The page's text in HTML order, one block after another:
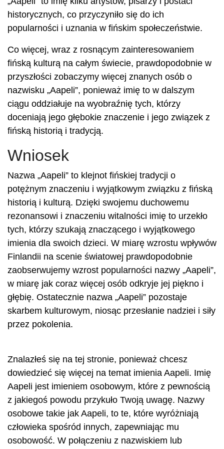
historycznych, co przyczyniło się do ich
popularności i uznania w fińskim społeczeństwie.
Co więcej, wraz z rosnącym zainteresowaniem
fińską kulturą na całym świecie, prawdopodobnie w
przyszłości zobaczymy więcej znanych osób o
nazwisku „Aapeli”, ponieważ imię to w dalszym
ciągu oddziałuje na wyobraźnię tych, którzy
doceniają jego głębokie znaczenie i jego związek z
fińską historią i tradycją.
Wniosek
Nazwa „Aapeli” to klejnot fińskiej tradycji o
potężnym znaczeniu i wyjątkowym związku z fińską
historią i kulturą. Dzięki swojemu duchowemu
rezonansowi i znaczeniu witalności imię to urzekło
tych, którzy szukają znaczącego i wyjątkowego
imienia dla swoich dzieci. W miarę wzrostu wpływów
Finlandii na scenie światowej prawdopodobnie
zaobserwujemy wzrost popularności nazwy „Aapeli”,
w miarę jak coraz więcej osób odkryje jej piękno i
głębię. Ostatecznie nazwa „Aapeli” pozostaje
skarbem kulturowym, niosąc przesłanie nadziei i siły
przez pokolenia.
Znalazłeś się na tej stronie, ponieważ chcesz
dowiedzieć się więcej na temat imienia Aapeli. Imię
Aapeli jest imieniem osobowym, które z pewnością
z jakiegoś powodu przykuło Twoją uwagę. Nazwy
osobowe takie jak Aapeli, to te, które wyróżniają
człowieka spośród innych, zapewniając mu
osobowość. W połączeniu z nazwiskiem lub